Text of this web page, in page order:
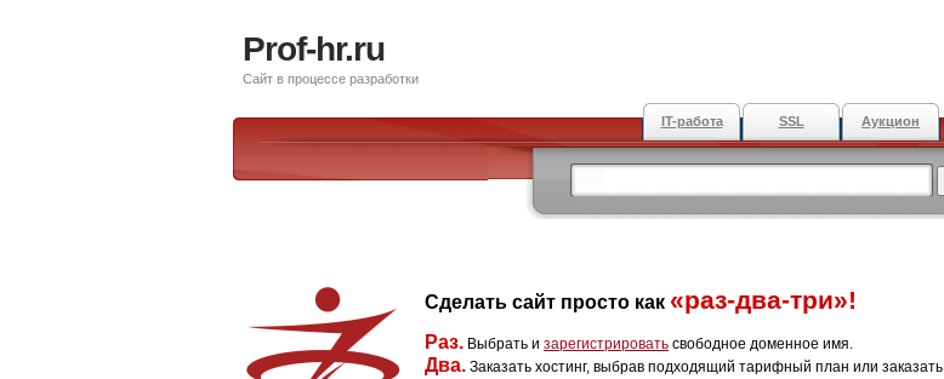
Prof-hr.ru
Сайт в процессе разработки
IT-работа SSL Аукцион
Сделать сайт просто как «раз-два-три»!
Раз. Выбрать и зарегистрировать свободное доменное имя.
Два. Заказать хостинг, выбрав подходящий тарифный план или заказать